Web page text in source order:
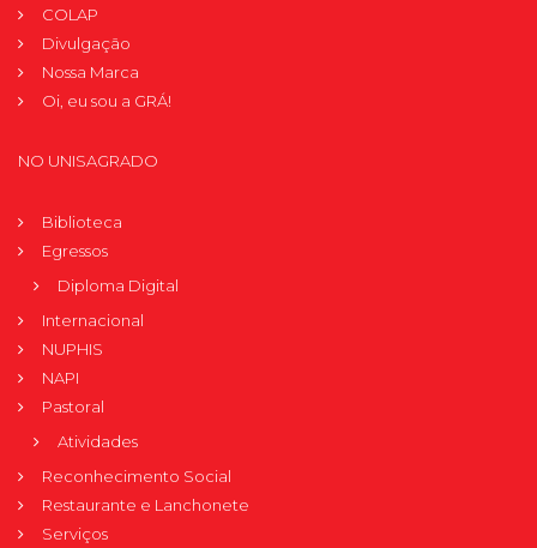
COLAP
Divulgação
Nossa Marca
Oi, eu sou a GRÁ!
NO UNISAGRADO
Biblioteca
Egressos
Diploma Digital
Internacional
NUPHIS
NAPI
Pastoral
Atividades
Reconhecimento Social
Restaurante e Lanchonete
Serviços